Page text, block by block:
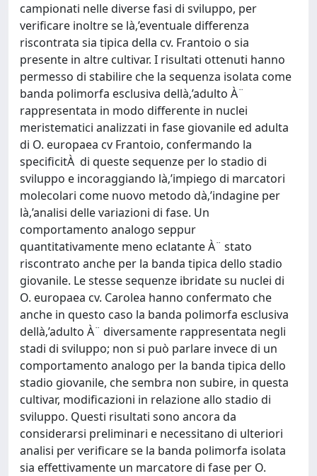
campionati nelle diverse fasi di sviluppo, per
verificare inoltre se là‚’eventuale differenza
riscontrata sia tipica della cv. Frantoio o sia
presente in altre cultivar. I risultati ottenuti hanno
permesso di stabilire che la sequenza isolata come
banda polimorfa esclusiva dellà‚’adulto À¨
rappresentata in modo differente in nuclei
meristematici analizzati in fase giovanile ed adulta
di O. europaea cv Frantoio, confermando la
specificitÀ di queste sequenze per lo stadio di
sviluppo e incoraggiando là‚’impiego di marcatori
molecolari come nuovo metodo dà‚’indagine per
là‚’analisi delle variazioni di fase. Un
comportamento analogo seppur
quantitativamente meno eclatante À¨ stato
riscontrato anche per la banda tipica dello stadio
giovanile. Le stesse sequenze ibridate su nuclei di
O. europaea cv. Carolea hanno confermato che
anche in questo caso la banda polimorfa esclusiva
dellà‚’adulto À¨ diversamente rappresentata negli
stadi di sviluppo; non si può parlare invece di un
comportamento analogo per la banda tipica dello
stadio giovanile, che sembra non subire, in questa
cultivar, modificazioni in relazione allo stadio di
sviluppo. Questi risultati sono ancora da
considerarsi preliminari e necessitano di ulteriori
analisi per verificare se la banda polimorfa isolata
sia effettivamente un marcatore di fase per O.